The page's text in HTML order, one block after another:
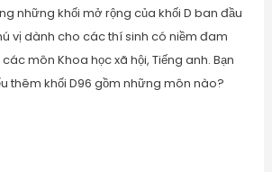
những khối mở rộng của khối D ban đầu
vị dành cho các thí sinh có niềm đam
môn Khoa học xã hội, Tiếng anh. Bạn
thêm khối D96 gồm những môn nào?